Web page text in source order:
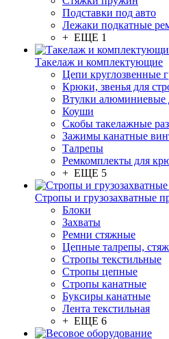
Подставки под авто
Лежаки подкатные
+ ЕЩЕ 1
Такелаж и комплектующие
Цепи круглозвенные
Крюки, звенья для
Втулки алюминиевые
Коуши
Скобы такелажные
Зажимы канатные
Талрепы
Ремкомплекты для
+ ЕЩЕ 5
Стропы и грузозахватные
Блоки
Захваты
Ремни стяжные
Цепные талрепы,
Стропы текстильные
Стропы цепные
Стропы канатные
Буксиры канатные
Лента текстильная
+ ЕЩЕ 6